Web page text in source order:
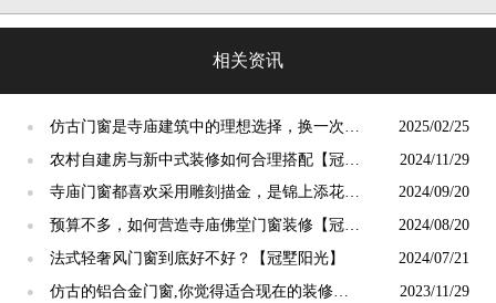
相关资讯
●
仿古门窗是寺庙建筑中的理想选择，换一次用
终生【冠墅阳光】
2025/02/25
●
农村自建房与新中式装修如何合理搭配【冠墅
阳光】
2024/11/29
●
寺庙门窗都喜欢采用雕刻描金，是锦上添花
吗？【冠墅阳光】
2024/09/20
●
预算不多，如何营造寺庙佛堂门窗装修【冠墅
阳光】
2024/08/20
● 法式轻奢风门窗到底好不好？【冠墅阳光】 2024/07/21
●
仿古的铝合金门窗,你觉得适合现在的装修吗?
2023/11/29